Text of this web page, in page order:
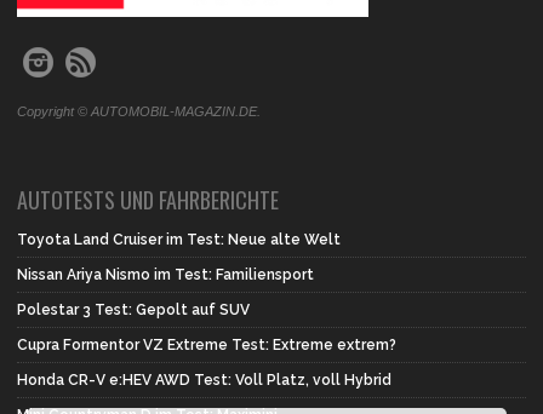
Copyright © AUTOMOBIL-MAGAZIN.DE.
AUTOTESTS UND FAHRBERICHTE
Toyota Land Cruiser im Test: Neue alte Welt
Nissan Ariya Nismo im Test: Familiensport
Polestar 3 Test: Gepolt auf SUV
Cupra Formentor VZ Extreme Test: Extreme extrem?
Honda CR-V e:HEV AWD Test: Voll Platz, voll Hybrid